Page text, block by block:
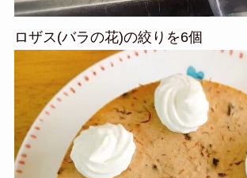
ロザス(バラの花)の絞りを6個